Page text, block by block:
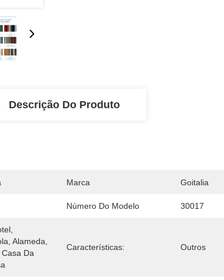
Descrição Do Produto
Marca Goitalia
Número Do Modelo 30017
Alameda,
Da
Características: Outros